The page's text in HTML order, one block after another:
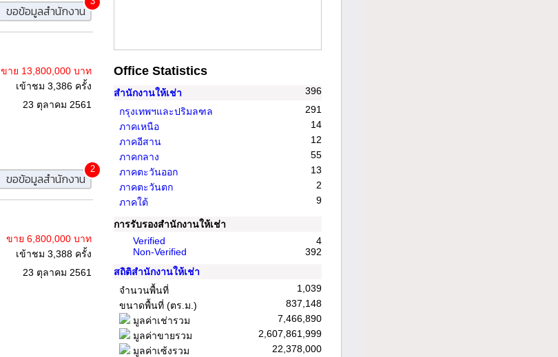
ขอข้อมูลสำนักงาน
ขาย 13,800,000 บาท
เข้าชม 3,386 ครั้ง
23 ตุลาคม 2561
2
ขอข้อมูลสำนักงาน
ขาย 6,800,000 บาท
เข้าชม 3,388 ครั้ง
23 ตุลาคม 2561
Office Statistics
สำนักงานให้เช่า
396
กรุงเทพฯและปริมลฑล
291
ภาคเหนือ
14
ภาคอีสาน
12
ภาคกลาง
55
ภาคตะวันออก
13
ภาคตะวันตก
2
ภาคใต้
9
การรับรองสำนักงานให้เช่า
Verified
4
Non-Verified
392
สถิติสำนักงานให้เช่า
จำนวนพื้นที่
1,039
ขนาดพื้นที่ (ตร.ม.)
837,148
มูลค่าเช่ารวม
7,466,890
มูลค่าขายรวม
2,607,861,999
มูลค่าเซ้งรวม
22,378,000